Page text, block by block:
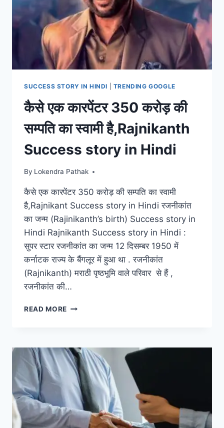
अधिक
के
स्वामी-
करसनभाई
पटेल
SUCCESS
OF
PATEL
SUCCESS STORY IN HINDI TRENDING GOOGLE
कैसे एक कारपेंटर 350 करोड़ की
सम्पति का स्वामी है,Rajnikanth
Success story in Hindi
By Lokendra Pathak
कैसे एक कारपेंटर 350 करोड़ की सम्पति का स्वामी
है,Rajnikant Success story in Hindi रजनीकांत
का जन्म (Rajinikanth’s birth) Success story in
Hindi Rajnikanth Success story in Hindi :
सुपर स्टार रजनीकांत का जन्म 12 दिसम्बर 1950 में
कर्नाटक राज्य के बैंगलूर में हुआ था . रजनीकांत
(Rajnikanth) मराठी पृष्ठभूमि वाले परिवार से हैं ,
रजनीकांत की…
READ MORE कैसे
करोड़
की
सम्पति
स्वामी
है,RAJNIKANTH
SUCCESS
STORY